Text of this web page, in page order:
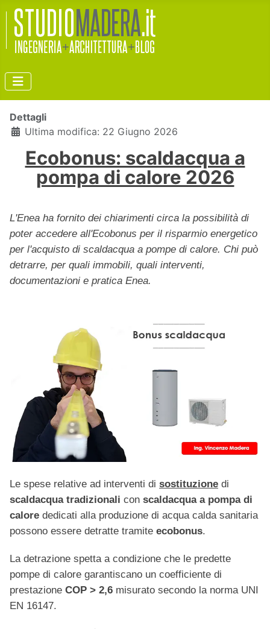
Dettagli
Ultima modifica: 22 Giugno 2026
Ecobonus: scaldacqua a
pompa di calore 2026
L'Enea ha fornito dei chiarimenti circa la possibilità di
poter accedere all'Ecobonus per il risparmio energetico
per l'acquisto di scaldacqua a pompe di calore. Chi può
detrarre, per quali immobili, quali interventi,
documentazioni e pratica Enea.
Le spese relative ad interventi di sostituzione di
scaldacqua tradizionali con scaldacqua a pompa di
calore dedicati alla produzione di acqua calda sanitaria
possono essere detratte tramite ecobonus.
La detrazione spetta a condizione che le predette
pompe di calore garantiscano un coefficiente di
prestazione COP > 2,6 misurato secondo la norma UNI
EN 16147.